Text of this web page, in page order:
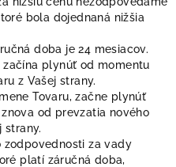
bola dojednaná nižšia
doba je 24 mesiacov.
začína plynúť od momentu
z Vašej strany.
Tovaru, začne plynúť
od prevzatia nového
strany.
zodpovednosti za vady
platí záručná doba,